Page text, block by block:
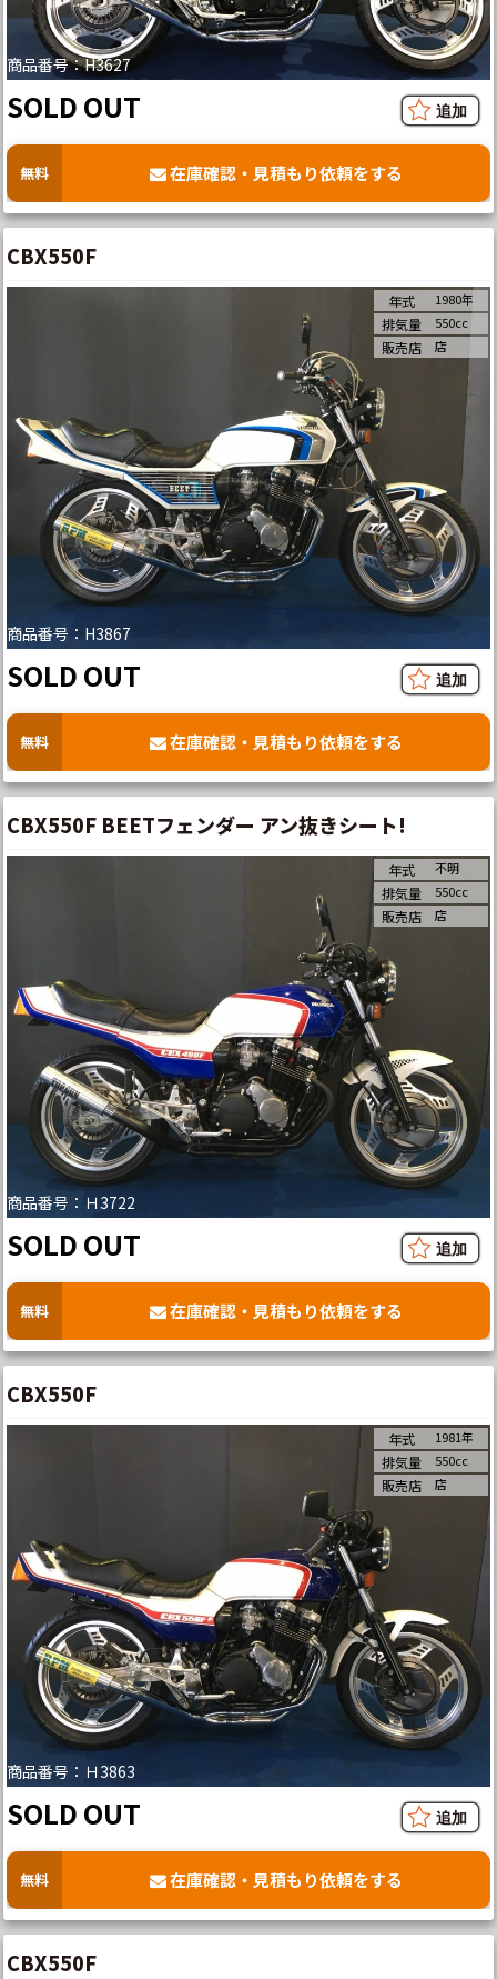
商品番号：H3627
SOLD OUT
無料 在庫確認・見積もり依頼をする
CBX550F
商品番号：H3867
年式 1980年
排気量 550cc
販売店 店
SOLD OUT
無料 在庫確認・見積もり依頼をする
CBX550F BEETフェンダー アン抜きシート!
商品番号：Ｈ3722
年式 不明
排気量 550cc
販売店 店
SOLD OUT
無料 在庫確認・見積もり依頼をする
CBX550F
商品番号：Ｈ3863
年式 1981年
排気量 550cc
販売店 店
SOLD OUT
無料 在庫確認・見積もり依頼をする
CBX550F